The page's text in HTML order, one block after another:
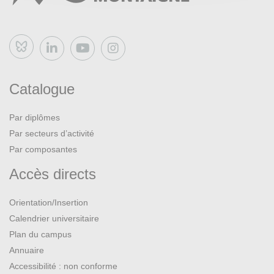
Bluesky
Catalogue
Par diplômes
Par secteurs d’activité
Par composantes
Accès directs
Orientation/Insertion
Calendrier universitaire
Plan du campus
Annuaire
Accessibilité : non conforme